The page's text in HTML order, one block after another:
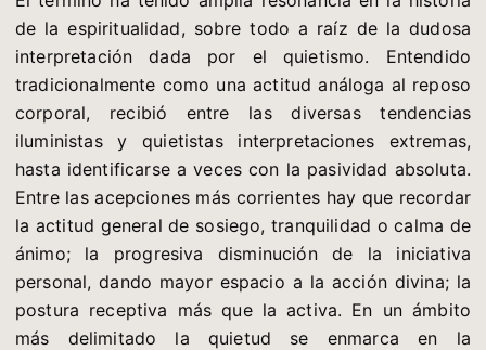
de la espiritualidad, sobre todo a raíz de la dudosa
interpretación dada por el quietismo. Entendido
tradicionalmente como una actitud análoga al reposo
corporal, recibió entre las diversas tendencias
iluministas y quietistas interpretaciones extremas,
hasta identificarse a veces con la pasividad absoluta.
Entre las acepciones más corrientes hay que recordar
la actitud general de sosiego, tranquilidad o calma de
ánimo; la progresiva disminución de la iniciativa
personal, dando mayor espacio a la acción divina; la
postura receptiva más que la activa. En un ámbito
más delimitado la quietud se enmarca en la